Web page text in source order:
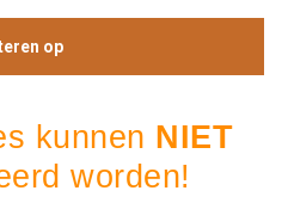
op
kunnen NIET
worden!